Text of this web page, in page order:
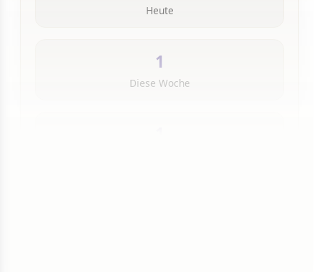
Heute
1
Diese Woche